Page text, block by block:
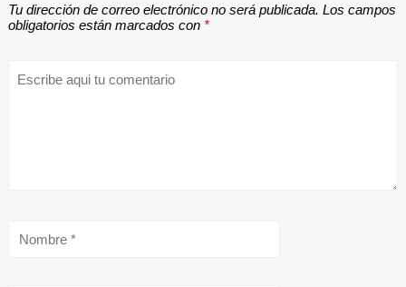
Tu dirección de correo electrónico no será publicada. Los campos
obligatorios están marcados con *